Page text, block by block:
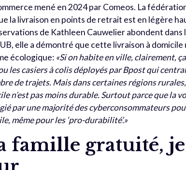
mené en 2024 par Comeos. La
la livraison en points de retrait est en légère
de Kathleen Cauwelier abondent dans
elle a démontré que cette livraison à domicile
écologique: «Si on habite en ville, clairement,
les casiers à colis déployés par Bpost qui
de trajets. Mais dans certaines régions
n’est pas moins durable. Surtout parce que la
par une majorité des cyberconsommateurs
même pour les ‘pro-durabilité’.»
famille gratuité,